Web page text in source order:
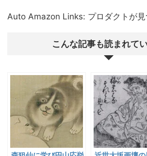
Auto Amazon Links: プロダクトが見
こんな記事も読まれて